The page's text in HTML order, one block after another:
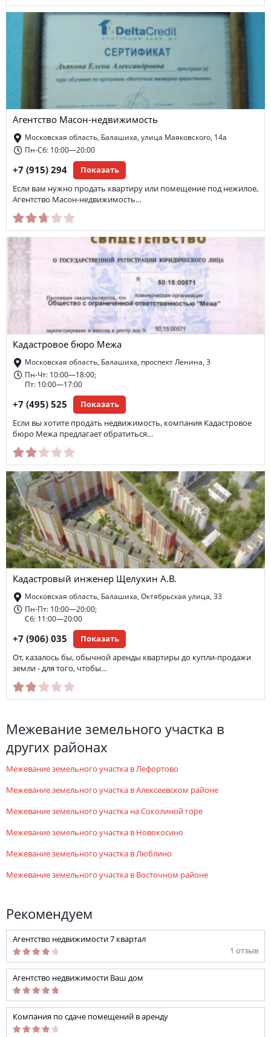
Агентство Масон-недвижимость
Московская область, Балашиха, улица Маяковского, 14а
Пн-Сб: 10:00—20:00
+7 (915) 294 Показать
Если вам нужно продать квартиру или помещение под нежилое,
Агентство Масон-недвижимость…
Кадастровое бюро Межа
Московская область, Балашиха, проспект Ленина, 3
Пн-Чт: 10:00—18:00;
Пт: 10:00—17:00
+7 (495) 525 Показать
Если вы хотите продать недвижимость, компания Кадастровое
бюро Межа предлагает обратиться…
Кадастровый инженер Щелухин А.В.
Московская область, Балашиха, Октябрьская улица, 33
Пн-Пт: 10:00—20:00;
Сб: 11:00—20:00
+7 (906) 035 Показать
От, казалось бы, обычной аренды квартиры до купли-продажи
земли - для того, чтобы…
межевание земельного участка в
других районах
межевание земельного участка в Лефортово
межевание земельного участка в Алексеевском районе
межевание земельного участка на Соколиной горе
межевание земельного участка в Новокосино
межевание земельного участка в Люблино
межевание земельного участка в Восточном районе
Рекомендуем
Агентство недвижимости 7 квартал
1 отзыв
Агентство недвижимости Ваш дом
Компания по сдаче помещений в аренду